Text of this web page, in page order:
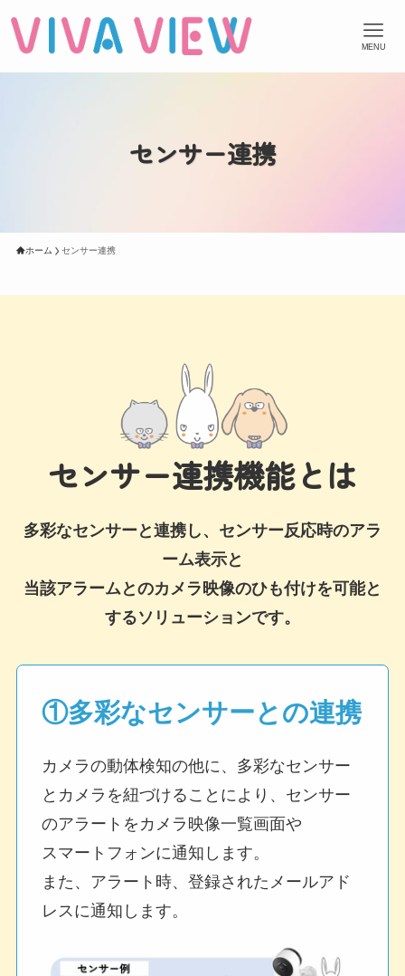
MENU
センサー連携
ホーム センサー連携
センサー連携機能とは
多彩なセンサーと連携し、センサー反応時のアラ
ーム表示と
当該アラームとのカメラ映像のひも付けを可能と
するソリューションです。
①多彩なセンサーとの連携
カメラの動体検知の他に、多彩なセンサー
とカメラを紐づけることにより、センサー
のアラートをカメラ映像一覧画面や
スマートフォンに通知します。
また、アラート時、登録されたメールアド
レスに通知します。